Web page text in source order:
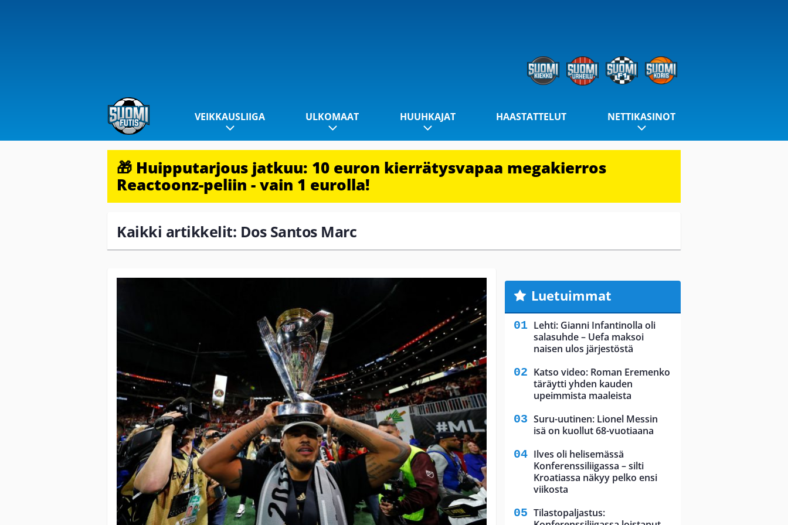
VEIKKAUSLIIGA ULKOMAAT HUUHKAJAT HAASTATTELUT NETTIKASINOT
🎁 Huipputarjous jatkuu: 10 euron kierrätysvapaa megakierros
Reactoonz-peliin - vain 1 eurolla!
Kaikki artikkelit: Dos Santos Marc
Luetuimmat
Lehti: Gianni Infantinolla oli
salasuhde – Uefa maksoi
naisen ulos järjestöstä
Katso video: Roman Eremenko
täräytti yhden kauden
upeimmista maaleista
Suru-uutinen: Lionel Messin
isä on kuollut 68-vuotiaana
Ilves oli helisemässä
Konferenssiliigassa – silti
Kroatiassa näkyy pelko ensi
viikosta
Tilastopaljastus: